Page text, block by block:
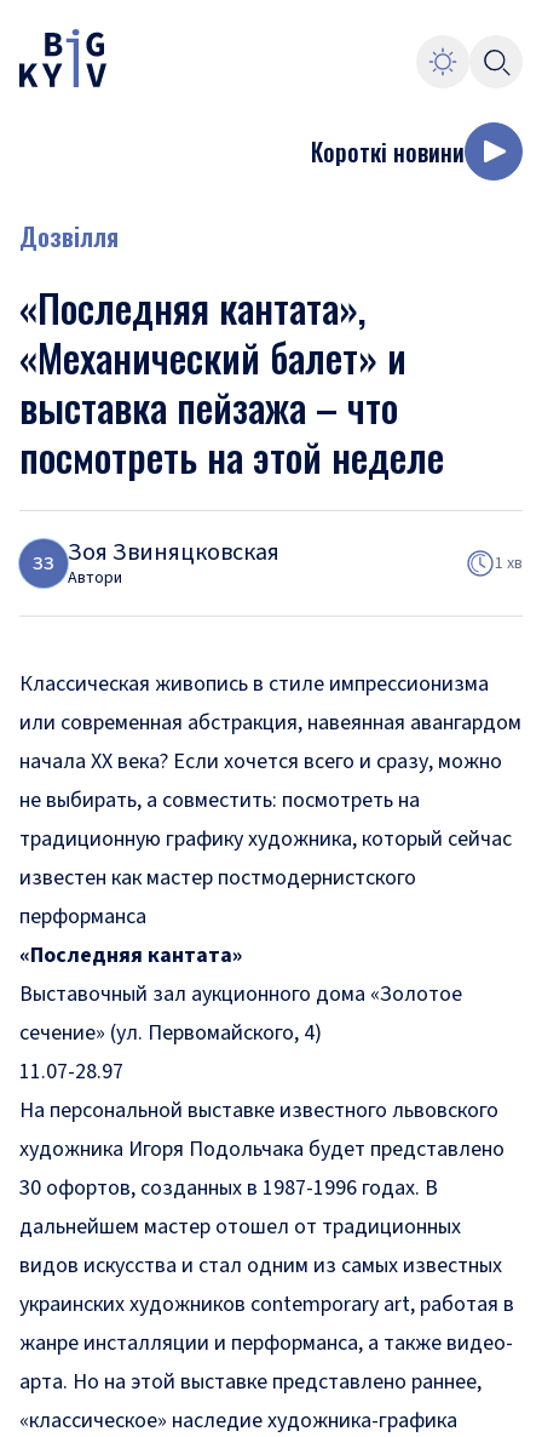
Короткі новини
Дозвілля
«Последняя кантата»,
«Механический балет» и
выставка пейзажа – что
посмотреть на этой неделе
ЗЗ Зоя Звиняцковская
Автори
1 хв
Классическая живопись в стиле импрессионизма
или современная абстракция, навеянная авангардом
начала ХХ века? Если хочется всего и сразу, можно
не выбирать, а совместить: посмотреть на
традиционную графику художника, который сейчас
известен как мастер постмодернистского
перформанса
«Последняя кантата»
Выставочный зал аукционного дома «Золотое
сечение» (ул. Первомайского, 4)
11.07-28.97
На персональной выставке известного львовского
художника Игоря Подольчака будет представлено
30 офортов, созданных в 1987-1996 годах. В
дальнейшем мастер отошел от традиционных
видов искусства и стал одним из самых известных
украинских художников contemporary art, работая в
жанре инсталляции и перформанса, а также видео-
арта. Но на этой выставке представлено раннее,
«классическое» наследие художника-графика